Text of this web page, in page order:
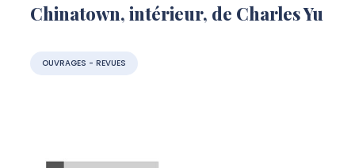
Chinatown, intérieur, de Charles Yu
OUVRAGES - REVUES